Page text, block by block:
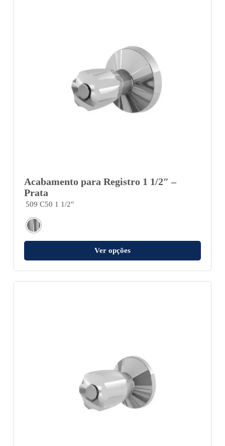
Acabamento para Registro 1 1/2″ –
Prata
509 C50 1 1/2"
Ver opções